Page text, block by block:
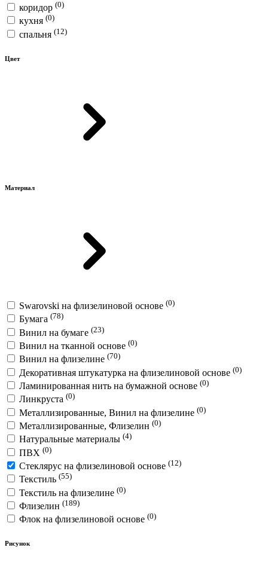
коридор (0)
кухня (0)
спальня (12)
Цвет
Материал
Swarovski на флизелиновой основе (0)
Бумага (78)
Винил на бумаге (23)
Винил на тканной основе (0)
Винил на флизелине (70)
Декоративная штукатурка на флизелиновой основе (0)
Ламинированная нить на бумажной основе (0)
Линкруста (0)
Металлизированные, Винил на флизелине (0)
Металлизированные, Флизелин (0)
Натуральные материалы (4)
ПВХ (0)
Стеклярус на флизелиновой основе (12)
Текстиль (55)
Текстиль на флизелине (0)
Флизелин (189)
Флок на флизелиновой основе (0)
Рисунок